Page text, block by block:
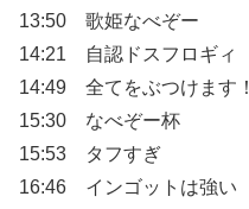
13:50 歌姫なべぞー
14:21 自認ドスフロギィ
14:49 全てをぶつけます！
15:30 なべぞー杯
15:53 タフすぎ
16:46 インゴットは強い